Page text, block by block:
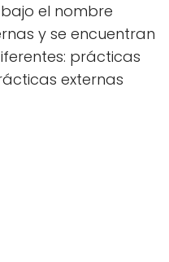
el nombre
y se encuentran
prácticas
externas